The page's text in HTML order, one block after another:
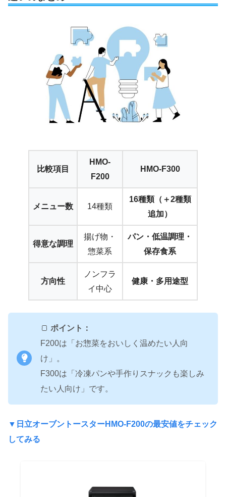
比較項目
HMO-
F200
HMO-F300
メニュー数 14種類
16種類（＋2種類
追加）
得意な調理
揚げ物・
惣菜系
パン・低温調理・
保存食系
方向性
ノンフラ
イ中心
健康・多用途型
🍞 ポイント：
F200は「お惣菜をおいしく温めたい人向
け」。
F300は「冷凍パンや手作りスナックも楽しみ
たい人向け」です。
▼ 日立オーブントースターHMO-F200の最安値をチェック
してみる